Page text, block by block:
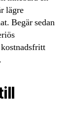
lägre
Begär sedan